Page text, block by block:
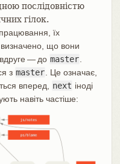
послідовністю
гілок.
їх
визначено, що вони
вдруге — до master
з master . Це означає,
вперед, next іноді
навіть частіше: